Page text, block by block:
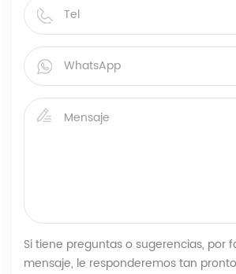
Si tiene preguntas o sugerencias, por
mensaje, le responderemos tan